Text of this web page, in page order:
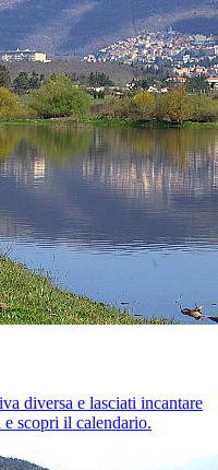
diversa e lasciati incantare
scopri il calendario.